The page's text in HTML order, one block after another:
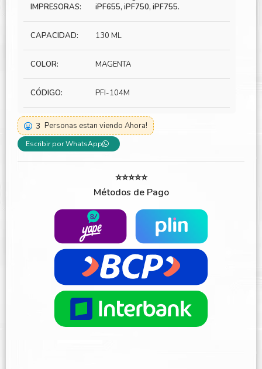
IMPRESORAS:
iPF655, iPF750, iPF755.
CAPACIDAD: 130 ML
COLOR: MAGENTA
CÓDIGO: PFI-104M
3 Personas estan viendo Ahora!
Escribir por WhatsApp
⭐⭐⭐⭐⭐
Métodos de Pago